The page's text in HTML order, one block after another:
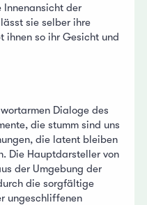
Innenansicht der
sie selber ihre
ihnen so ihr Gesicht und
Dialoge des
die stumm sind uns
die latent bleiben
Die Hauptdarsteller von
der Umgebung der
die sorgfältige
ungeschliffenen